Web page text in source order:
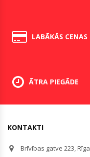
LABĀKĀS CENAS
ĀTRA PIEGĀDE
KONTAKTI
Brīvības gatve 223, Rīga